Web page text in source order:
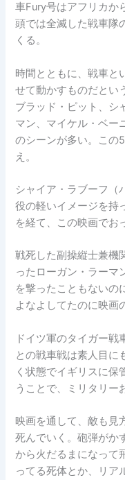
車Fury号はアフリカか
頭では全滅した戦車隊
くる。
時間とともに、戦車と
せて動かすものだとい
ブラッド・ピット、シ
マン、マイケル・ベー
のシーンが多い。この
え。
シャイア・ラブーフ（
役の軽いイメージを持
を経て、この映画でお
戦死した副操縦士兼機
ったローガン・ラーマ
を撃ったこともないの
よなよしてたのに映画
ドイツ軍のタイガー戦
との戦車戦は素人目に
く状態でイギリスに保
うことで、ミリタリー
映画を通して、敵も見
死んでいく。砲弾がか
から火だるまになって
ってる死体とか、リア